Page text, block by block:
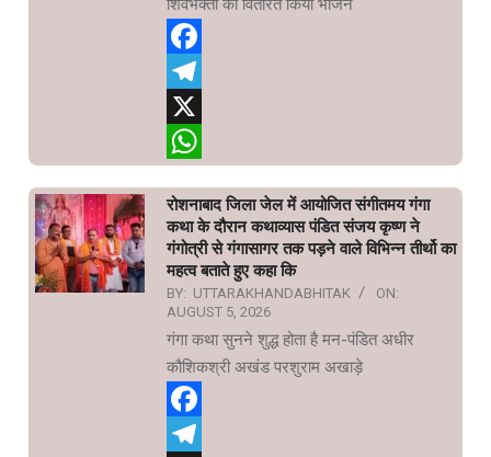
शिवभक्तों को वितरित किया भोजन
Facebook
Telegram
X
रोशनाबाद जिला जेल में आयोजित संगीतमय गंगा
कथा के दौरान कथाव्यास पंडित संजय कृष्ण ने
गंगोत्री से गंगासागर तक पड़ने वाले विभिन्न तीर्थो का
महत्व बताते हुए कहा कि
BY: UTTARAKHANDABHITAK
ON:
AUGUST 5, 2026
गंगा कथा सुनने शुद्ध होता है मन-पंडित अधीर
कौशिकश्री अखंड परशुराम अखाड़े
Facebook